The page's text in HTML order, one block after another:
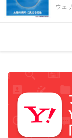
ウェ